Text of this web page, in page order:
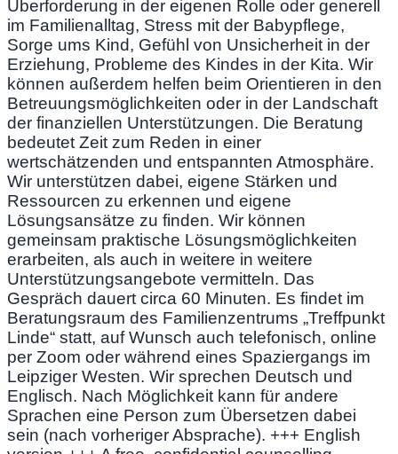
Überforderung in der eigenen Rolle oder generell
im Familienalltag, Stress mit der Babypflege,
Sorge ums Kind, Gefühl von Unsicherheit in der
Erziehung, Probleme des Kindes in der Kita. Wir
können außerdem helfen beim Orientieren in den
Betreuungsmöglichkeiten oder in der Landschaft
der finanziellen Unterstützungen. Die Beratung
bedeutet Zeit zum Reden in einer
wertschätzenden und entspannten Atmosphäre.
Wir unterstützen dabei, eigene Stärken und
Ressourcen zu erkennen und eigene
Lösungsansätze zu finden. Wir können
gemeinsam praktische Lösungsmöglichkeiten
erarbeiten, als auch in weitere in weitere
Unterstützungsangebote vermitteln. Das
Gespräch dauert circa 60 Minuten. Es findet im
Beratungsraum des Familienzentrums „Treffpunkt
Linde“ statt, auf Wunsch auch telefonisch, online
per Zoom oder während eines Spaziergangs im
Leipziger Westen. Wir sprechen Deutsch und
Englisch. Nach Möglichkeit kann für andere
Sprachen eine Person zum Übersetzen dabei
sein (nach vorheriger Absprache). +++ English